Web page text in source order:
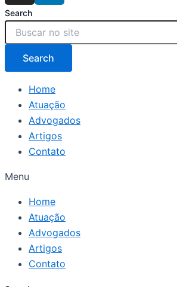
Search
Search
Home
Atuação
Advogados
Artigos
Contato
Menu
Home
Atuação
Advogados
Artigos
Contato